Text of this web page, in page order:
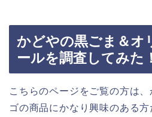
かどやの黒ごま＆オ
ールを調査してみた！
こちらのページをご覧の方は
ゴの商品にかなり興味のある